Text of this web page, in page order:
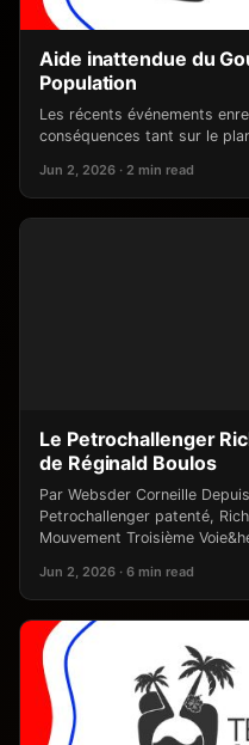
Aide inattendue du
Population
Les récents événements
conséquences tant sur le
Jun 2, 2026 · 2 min read
Le Petrochallenger
de Réginald Boulos
Par Websder Corneille
Petrochallenger patenté,
Mouvement Troisième
Jun 2, 2026 · 6 min read